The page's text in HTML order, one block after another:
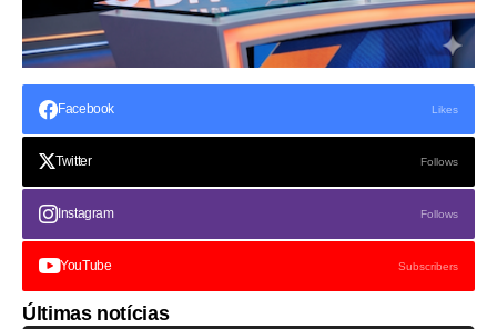
Facebook Likes
Twitter Follows
Instagram Follows
YouTube Subscribers
Últimas notícias